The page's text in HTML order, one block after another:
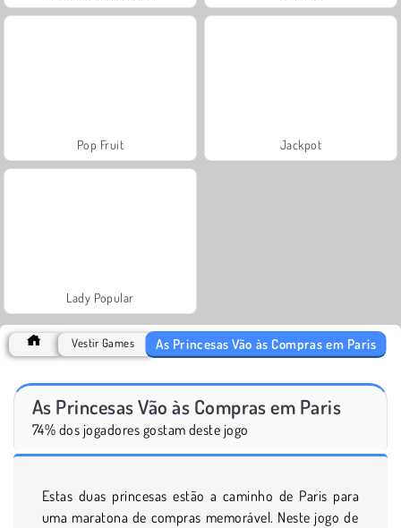
Pop Fruit Jackpot
Lady Popular
Vestir Games As Princesas Vão às Compras em Paris
As Princesas Vão às Compras em Paris
74% dos jogadores gostam deste jogo
Estas duas princesas estão a caminho de Paris para
uma maratona de compras memorável. Neste jogo de